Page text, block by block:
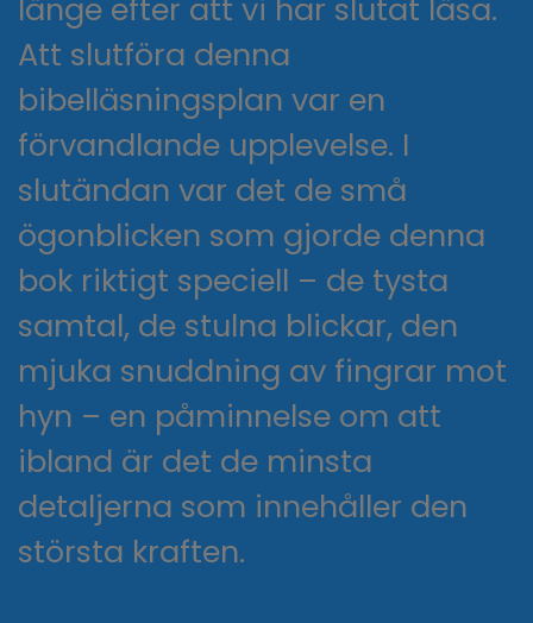
länge efter att vi har slutat läsa.
Att slutföra denna
bibelläsningsplan var en
förvandlande upplevelse. I
slutändan var det de små
ögonblicken som gjorde denna
bok riktigt speciell – de tysta
samtal, de stulna blickar, den
mjuka snuddning av fingrar mot
hyn – en påminnelse om att
ibland är det de minsta
detaljerna som innehåller den
största kraften.